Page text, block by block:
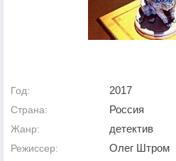
Год: 2017
Страна: Россия
Жанр: детектив
Режиссер: Олег Штром